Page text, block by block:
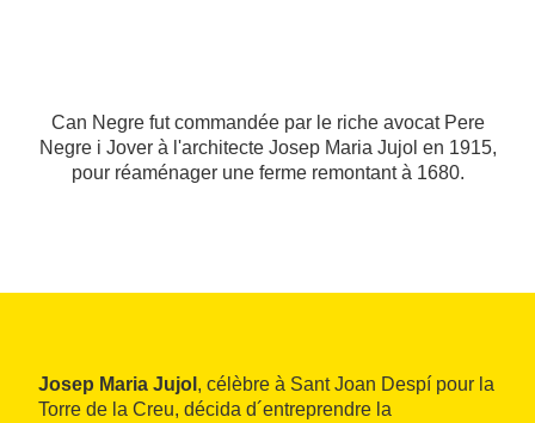
Can Negre fut commandée par le riche avocat Pere
Negre i Jover à l'architecte Josep Maria Jujol en 1915,
pour réaménager une ferme remontant à 1680.
Josep Maria Jujol , célèbre à Sant Joan Despí pour la
Torre de la Creu, décida d´entreprendre la